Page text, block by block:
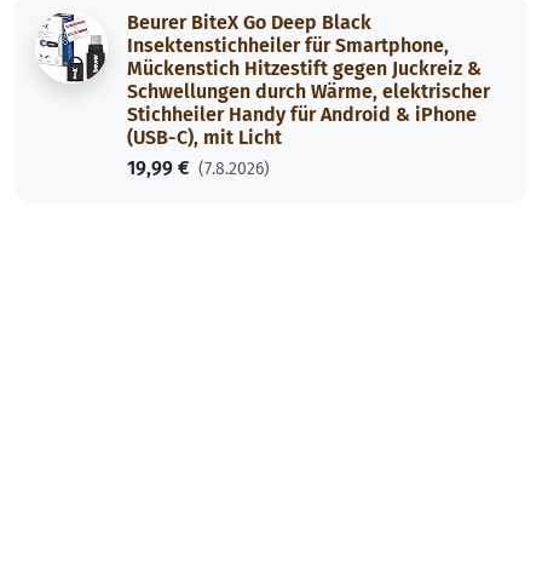
Beurer BiteX Go Deep Black
Insektenstichheiler für Smartphone,
Mückenstich Hitzestift gegen Juckreiz &
Schwellungen durch Wärme, elektrischer
Stichheiler Handy für Android & iPhone
(USB-C), mit Licht
19,99 € (7.8.2026)